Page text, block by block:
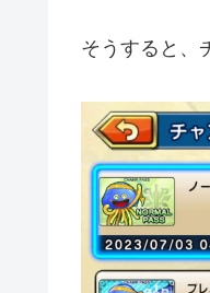
そうすると、